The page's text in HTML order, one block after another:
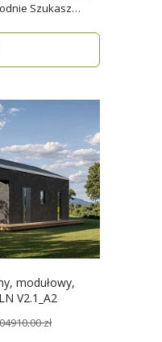
modułowy,
całoroczny NOSALN V2.1_A2
zł